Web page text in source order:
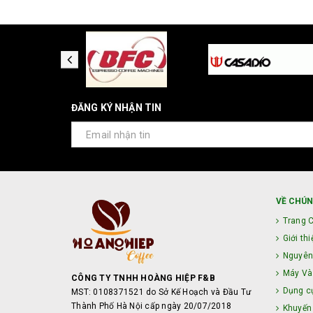
ĐĂNG KÝ NHẬN TIN
CÔNG TY TNHH HOÀNG HIỆP F&B
MST: 0108371521 do Sở Kế Hoạch và Đầu Tư
Thành Phố Hà Nội cấp ngày 20/07/2018
VỀ
Trang
Giới
Máy
Dụng